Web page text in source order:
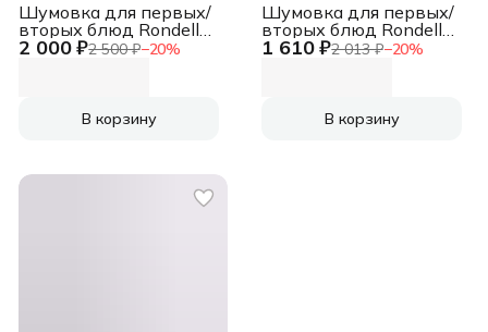
2 000 ₽2 500 ₽−20%
Шумовка для первых/
вторых блюд Rondell
Ginger Chocolate RD-
В корзину
1 610 ₽2 013 ₽−20%
Шумовка для первых/
вторых блюд Rondell
Schick RD-640 черный/
В корзину